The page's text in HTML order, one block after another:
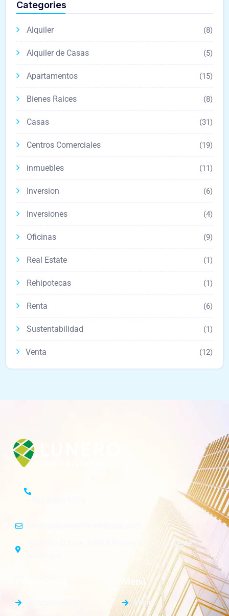
Categories
Alquiler (8)
Alquiler de Casas (5)
Apartamentos (15)
Bienes Raices (8)
Casas (31)
Centros Comerciales (19)
inmuebles (11)
Inversion (6)
Inversiones (4)
Oficinas (9)
Real Estate (1)
Rehipotecas (1)
Renta (6)
Sustentabilidad (1)
Venta (12)
Altamira D´Este, SINSA Proyectos 1c. al Oeste.
Menú
Inicio